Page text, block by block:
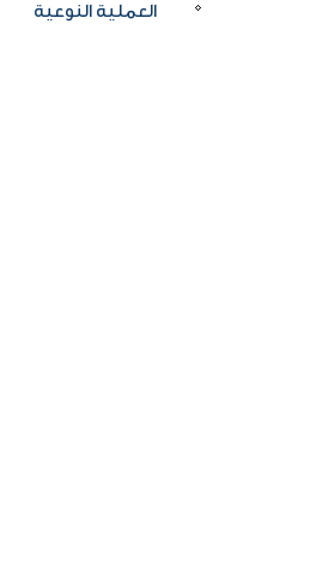
العملية النوعية